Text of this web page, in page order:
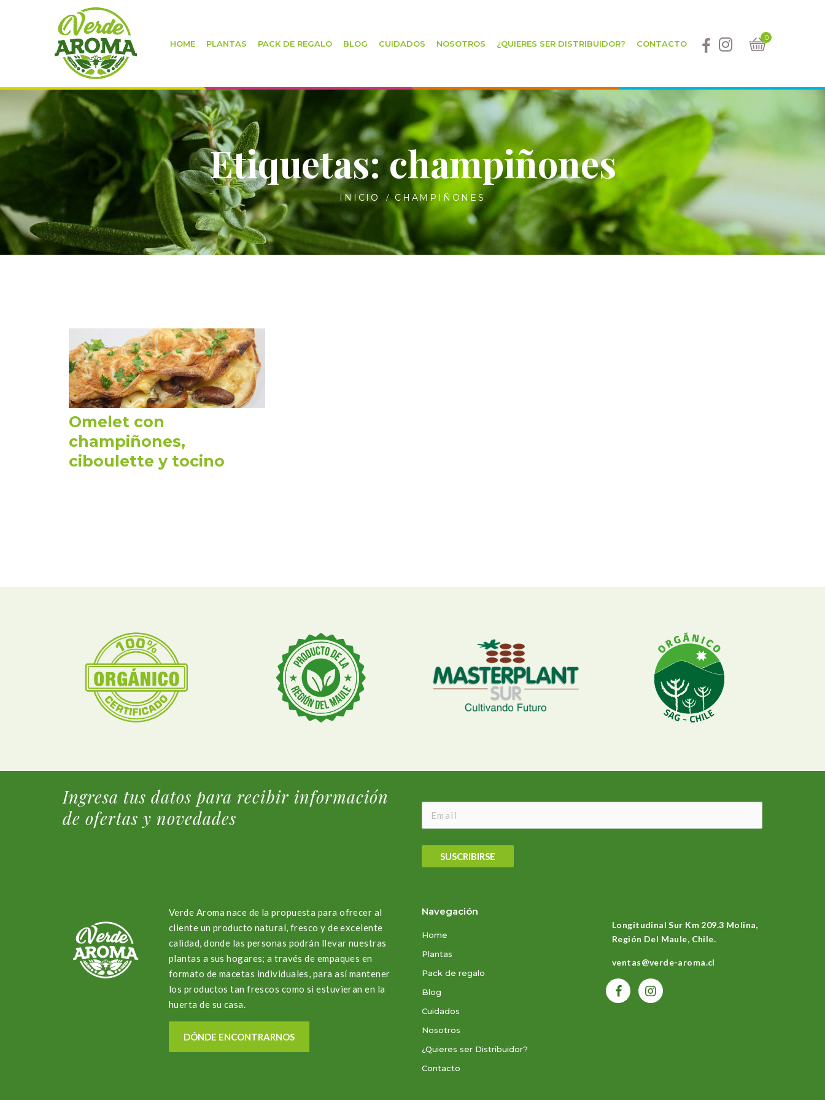
HOME PLANTAS PACK DE REGALO BLOG CUIDADOS NOSOTROS ¿QUIERES SER DISTRIBUIDOR? CONTACTO
0
Etiquetas: champiñones
INICIO CHAMPIÑONES
Omelet con
champiñones,
ciboulette y tocino
Ingresa tus datos para recibir información
de ofertas y novedades
SUSCRIBIRSE
Verde Aroma nace de la propuesta para ofrecer al
cliente un producto natural, fresco y de excelente
calidad, donde las personas podrán llevar nuestras
plantas a sus hogares; a través de empaques en
formato de macetas individuales, para así mantener
los productos tan frescos como si estuvieran en la
huerta de su casa.
DÓNDE ENCONTRARNOS
Navegación
Home
Plantas
Pack de regalo
Blog
Cuidados
Nosotros
¿Quieres ser Distribuidor?
Contacto
Longitudinal Sur Km 209.3 Molina,
Región Del Maule, Chile.
ventas@verde-aroma.cl